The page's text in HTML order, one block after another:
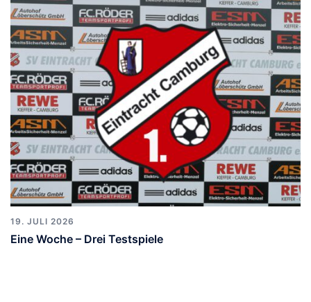
19. JULI 2026
Eine Woche – Drei Testspiele